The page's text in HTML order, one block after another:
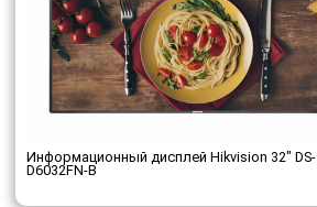
Информационный дисплей Hikvision 32" DS-
D6032FN-B